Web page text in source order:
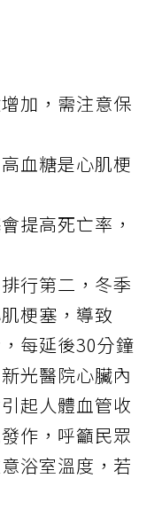
加，需注意保
血糖是心肌梗
提高死亡率，
行第二，冬季
梗塞 ，導致
每延後30分鐘
光醫院心臟內
起人體血管收
發作，呼籲民眾
浴室溫度，若